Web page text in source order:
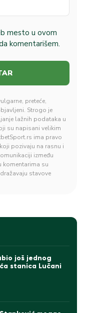
mesto u ovom
komentarišem.
preteće,
Strogo je
lažnih podataka u
su napisani velikim
ima pravo
pozivaju na rasnu i
između
komentarima su
stavove
još jednog
stanica Lučani